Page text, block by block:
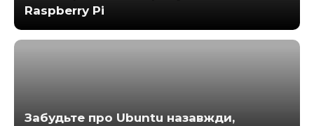
Raspberry Pi
Забудьте про Ubuntu назавжди,